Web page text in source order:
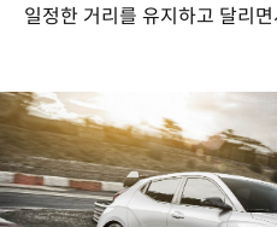
일정한 거리를 유지하고 달리